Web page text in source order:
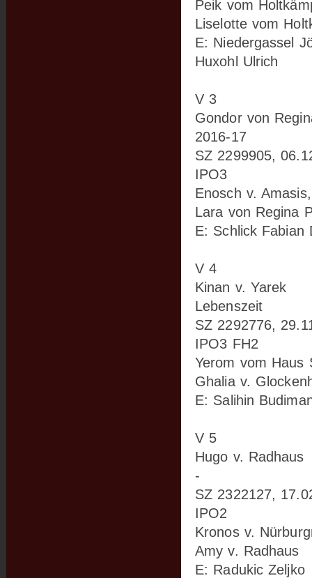
Peik vom
Liselotte vom
E: Niedergassel
Huxohl Ulrich
V 3
Gondor von
2016-17
SZ 2299905,
IPO3
Enosch v. Amasis,
Lara von Regina
E: Schlick Fabian
V 4
Kinan v. Yarek
Lebenszeit
SZ 2292776,
IPO3 FH2
Yerom vom Haus
Ghalia v.
E: Salihin
V 5
Hugo v. Radhaus
-
SZ 2322127,
IPO2
Kronos v.
Amy v. Radhaus
E: Radukic Zeljko